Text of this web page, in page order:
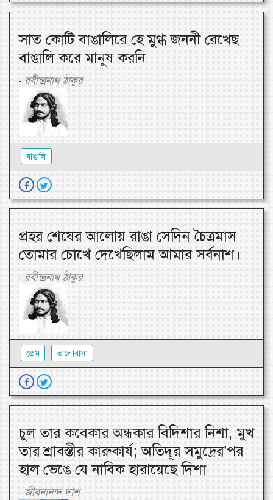
সাত কোটি বাঙালিরে হে মুগ্ধ জননী রেখেছ
বাঙালি করে মানুষ করনি
- রবীন্দ্রনাথ ঠাকুর
বাঙালি
প্রহর শেষের আলোয় রাঙা সেদিন চৈত্রমাস
তোমার চোখে দেখেছিলাম আমার সর্বনাশ।
- রবীন্দ্রনাথ ঠাকুর
প্রেম ভালোবাসা
চুল তার কবেকার অন্ধকার বিদিশার নিশা, মুখ
তার শ্রাবস্তীর কারুকার্য; অতিদূর সমুদ্রের’পর
হাল ভেঙে যে নাবিক হারায়েছে দিশা
- জীবনানন্দ দাশ